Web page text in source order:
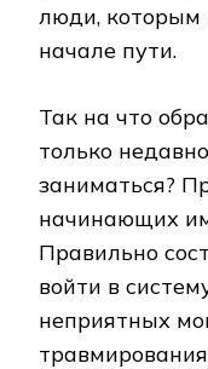
люди, которым
начале пути.
Так на что
только
заниматься?
начинающих
Правильно
войти в
неприятных